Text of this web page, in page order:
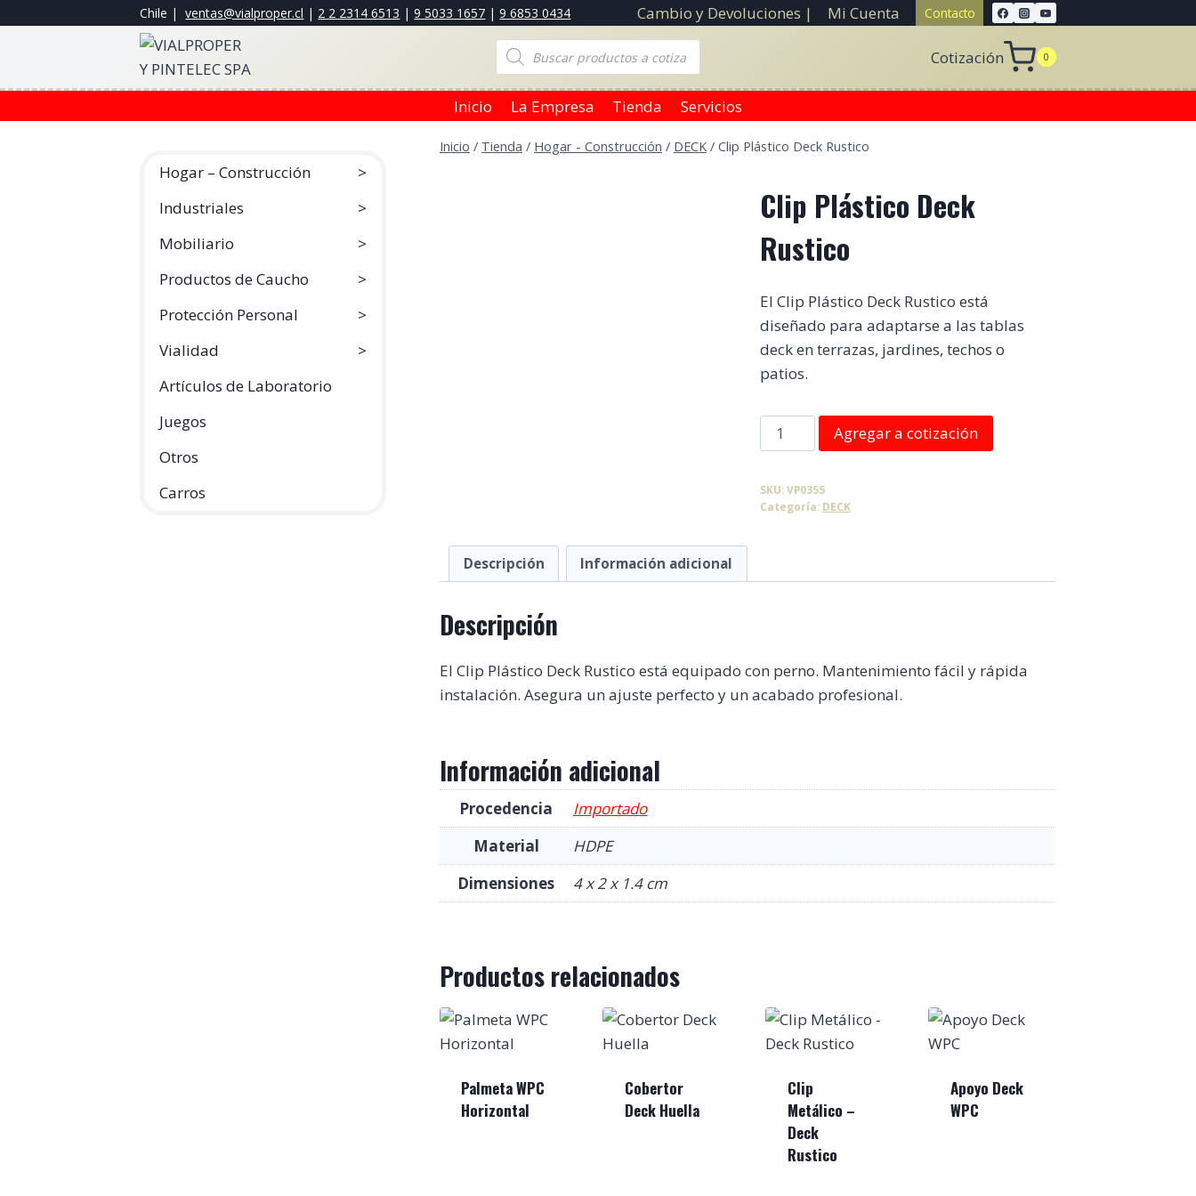
Chile |ventas@vialproper.cl | 2 2 2314 6513 |9 5033 1657 |9 6853 0434 Cambio y Devoluciones | Mi Cuenta Contacto
Búsqueda
de
productos
Cotización 0
Inicio La Empresa Tienda Servicios
Inicio / Tienda / Hogar - Construcción / DECK / Clip Plástico Deck Rustico
Clip Plástico Deck
Rustico
El Clip Plástico Deck Rustico está
diseñado para adaptarse a las tablas
deck en terrazas, jardines, techos o
patios.
Clip
Plástico
Rustico
Agregar a cotización
SKU:VP0355
Categoría: DECK
Descripción Información adicional
Descripción
El Clip Plástico Deck Rustico está equipado con perno. Mantenimiento fácil y rápida
instalación. Asegura un ajuste perfecto y un acabado profesional.
Información adicional
Procedencia
Importado
Material
HDPE
Dimensiones
4 x 2 x 1.4 cm
Productos relacionados
Palmeta WPC
Horizontal
Cobertor
Deck Huella
Clip
Metálico –
Deck
Rustico
Apoyo Deck
WPC
Hogar – Construcción
Industriales
Mobiliario
Productos de Caucho
Protección Personal
Vialidad
Artículos de Laboratorio
Juegos
Otros
Carros